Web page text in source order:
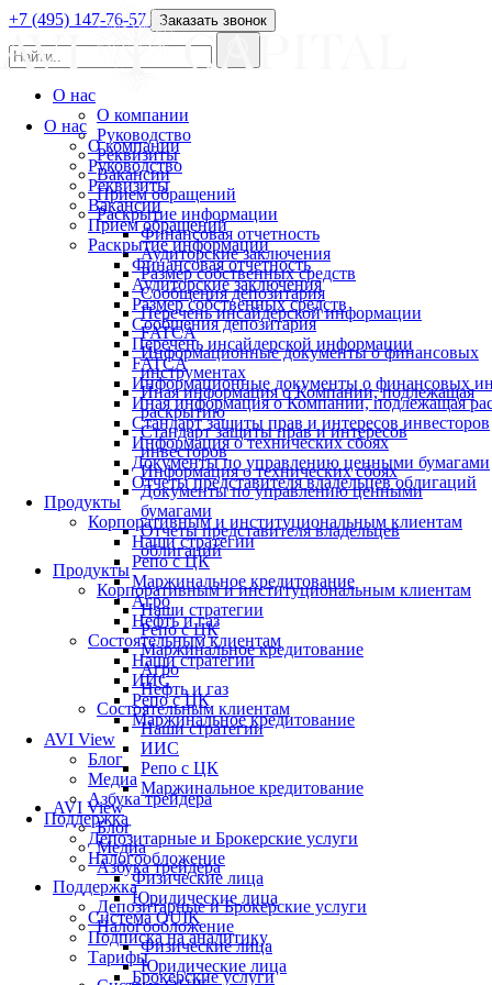
О нас
О компании
Руководство
Реквизиты
Вакансии
Прием обращений
Раскрытие информации
Финансовая отчетность
Аудиторские заключения
Размер собственных средств
Сообщения депозитария
Перечень инсайдерской информации
FATCA
Информационные документы о финансовых
Иная информация о Компании, подлежащая
Стандарт защиты прав и интересов инвесторов
Информация о технических сбоях
Документы по управлению ценными бумагами
Отчеты представителя владельцев облигаций
Продукты
Корпоративным и институциональным клиентам
Наши стратегии
Репо с ЦК
Маржинальное кредитование
Агро
Нефть и газ
Состоятельным клиентам
Наши стратегии
ИИС
Репо с ЦК
Маржинальное кредитование
AVI View
Блог
Медиа
Азбука трейдера
Поддержка
Депозитарные и Брокерские услуги
Налогообложение
Физические лица
Юридические лица
Система QUIK
Подписка на аналитику
Тарифы
Брокерские услуги
+7 (495) 147-76-57 Заказать звонок
О нас
О компании
Руководство
Реквизиты
Вакансии
Прием обращений
Раскрытие информации
Финансовая отчетность
Аудиторские заключения
Размер собственных средств
Сообщения депозитария
Перечень инсайдерской информации
FATCA
Информационные документы о финансовых
инструментах
Иная информация о Компании, подлежащая
раскрытию
Стандарт защиты прав и интересов
инвесторов
Информация о технических сбоях
Документы по управлению ценными
бумагами
Отчеты представителя владельцев
облигаций
Продукты
Корпоративным и институциональным клиентам
Наши стратегии
Репо с ЦК
Маржинальное кредитование
Агро
Нефть и газ
Состоятельным клиентам
Наши стратегии
ИИС
Репо с ЦК
Маржинальное кредитование
AVI View
Блог
Медиа
Азбука трейдера
Поддержка
Депозитарные и Брокерские услуги
Налогообложение
Физические лица
Юридические лица